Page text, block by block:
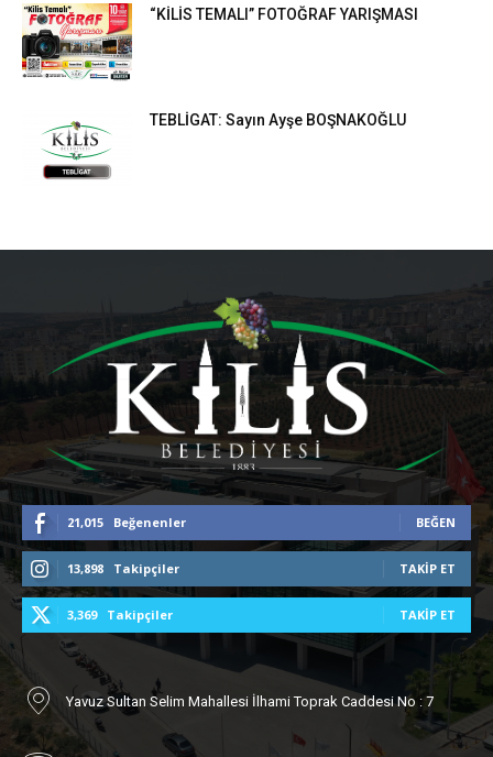
“KİLİS TEMALI” FOTOĞRAF YARIŞMASI
TEBLİGAT: Sayın Ayşe BOŞNAKOĞLU
21,015 Beğenenler BEĞEN
13,898 Takipçiler TAKIP ET
3,369 Takipçiler TAKIP ET
Yavuz Sultan Selim Mahallesi İlhami Toprak Caddesi No : 7